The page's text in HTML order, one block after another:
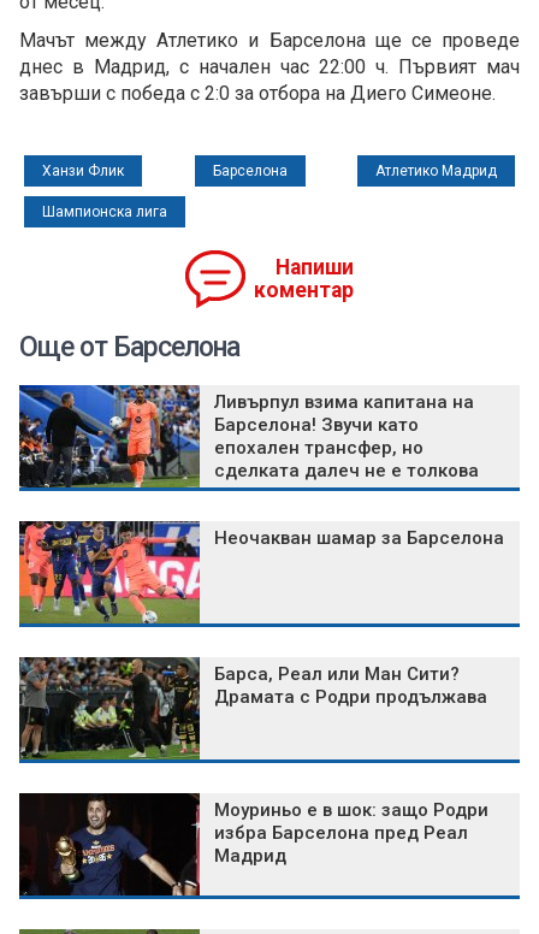
Мачът между Атлетико и Барселона ще се проведе
днес в Мадрид, с начален час 22:00 ч. Първият мач
завърши с победа с 2:0 за отбора на Диего Симеоне.
Ханзи Флик Барселона Атлетико Мадрид
Шампионска лига
Напиши
коментар
Още от Барселона
Ливърпул взима капитана на
Барселона! Звучи като
епохален трансфер, но
сделката далеч не е толкова
мащабна
Неочакван шамар за Барселона
Барса, Реал или Ман Сити?
Драмата с Родри продължава
Моуриньо е в шок: защо Родри
избра Барселона пред Реал
Мадрид